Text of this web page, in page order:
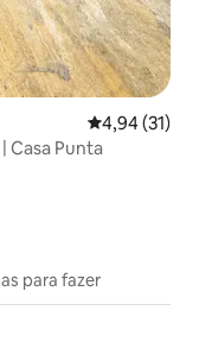
4,94 de uma
4,94 (31)
Casa Punta
para fazer